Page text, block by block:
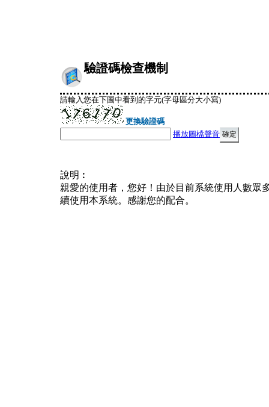
驗證碼檢查機制
請輸入您在下圖中看到的字元(字母區分大小寫)
更換驗證碼
播放圖檔聲音
說明︰
親愛的使用者，您好！由於目前系統使用人數眾
續使用本系統。感謝您的配合。